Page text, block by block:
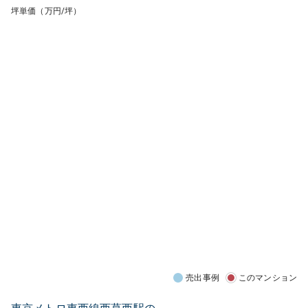
坪単価（万円/坪）
売出事例 このマンション